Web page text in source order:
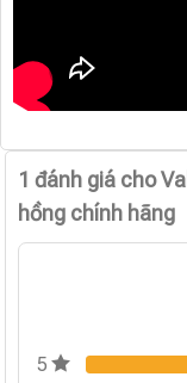
1 đánh giá cho
hồng chính hãng
5